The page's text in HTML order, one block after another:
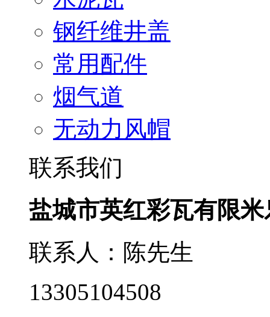
钢纤维井盖
常用配件
烟气道
无动力风帽
联系我们
盐城市英红彩瓦有限
联系人：陈先生
13305104508